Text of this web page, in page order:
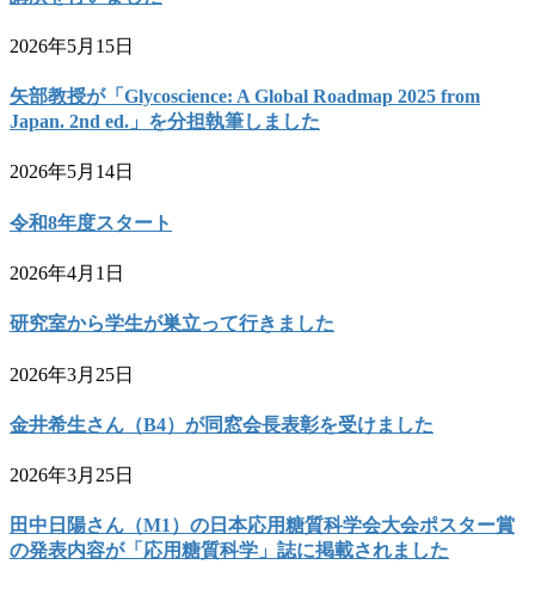
2026年5月15日
矢部教授が「Glycoscience: A Global Roadmap 2025 from
Japan. 2nd ed.」を分担執筆しました
2026年5月14日
令和8年度スタート
2026年4月1日
研究室から学生が巣立って行きました
2026年3月25日
金井希生さん（B4）が同窓会長表彰を受けました
2026年3月25日
田中日陽さん（M1）の日本応用糖質科学会大会ポスター賞
の発表内容が「応用糖質科学」誌に掲載されました